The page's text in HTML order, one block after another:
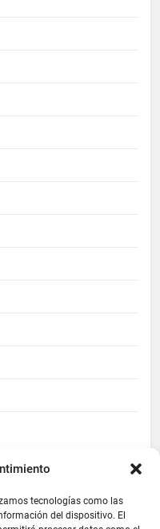
tecnologías como las
del dispositivo. El
De CookiesAviso Legal